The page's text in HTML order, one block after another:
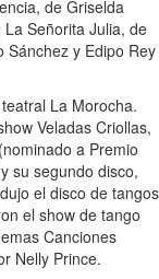
de Griselda
Señorita Julia, de
Sánchez y Edipo Rey
La Morocha.
Veladas Criollas,
a Premio
su segundo disco,
el disco de tangos
el show de tango
Canciones
Nelly Prince.